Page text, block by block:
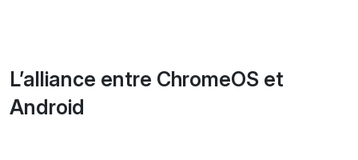
L’alliance entre ChromeOS et
Android